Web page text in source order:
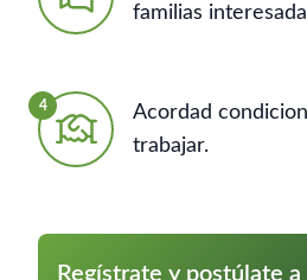
familias
4
Acordad
trabajar.
Regístrate y postúlate